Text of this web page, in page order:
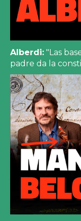
Alberdi: "Las
padre da la